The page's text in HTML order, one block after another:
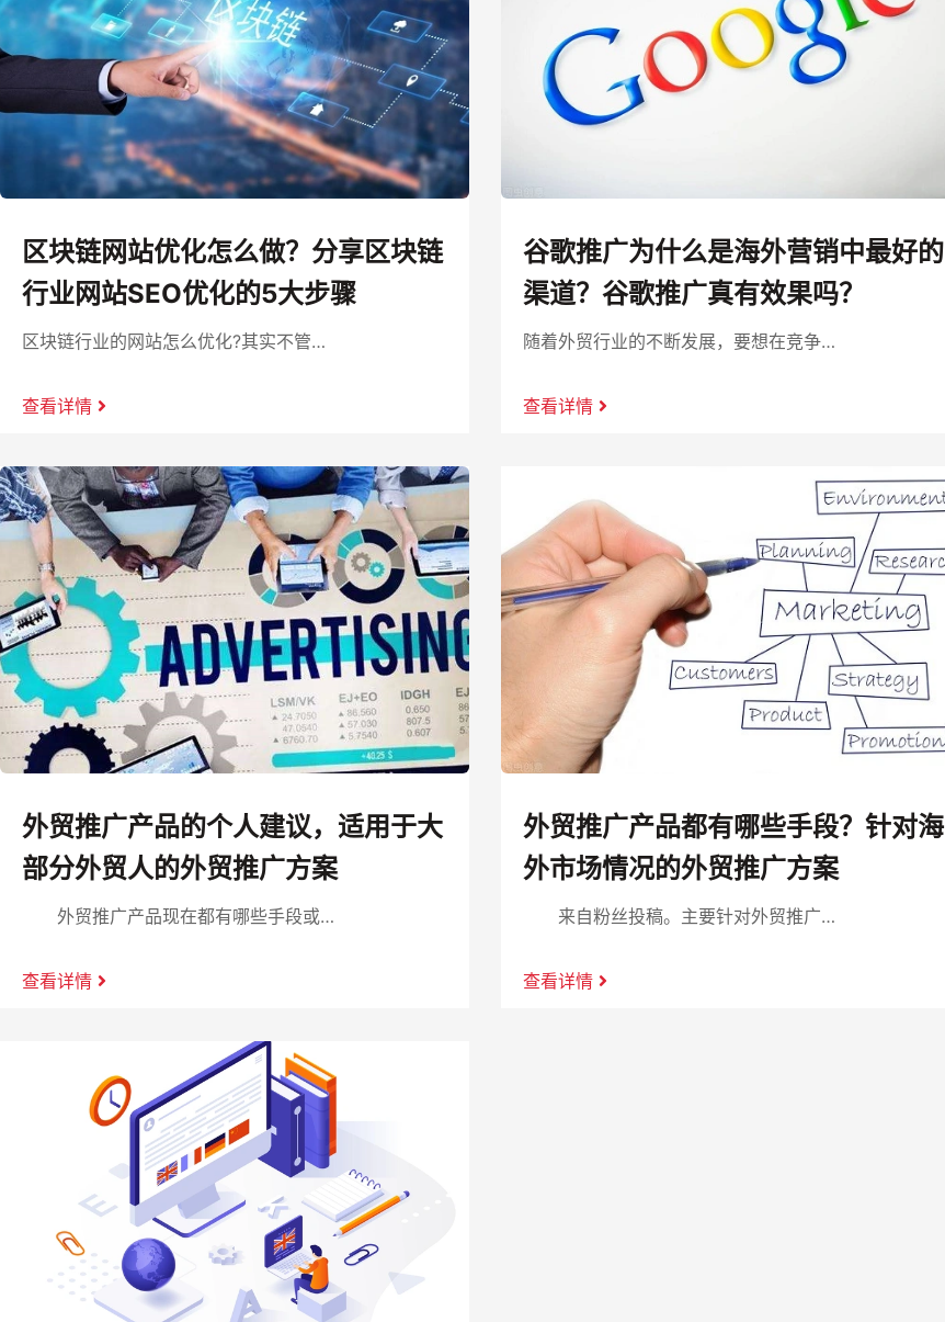
区块链网站优化怎么做？分享区块链
行业网站SEO优化的5大步骤
区块链行业的网站怎么优化?其实不管…
查看详情
谷歌推广为什么是海外营销中最好的
渠道？谷歌推广真有效果吗？
随着外贸行业的不断发展，要想在竞争…
查看详情
外贸推广产品的个人建议，适用于大
部分外贸人的外贸推广方案
外贸推广产品现在都有哪些手段或…
查看详情
外贸推广产品都有哪些手段？针对海
外市场情况的外贸推广方案
来自粉丝投稿。主要针对外贸推广…
查看详情